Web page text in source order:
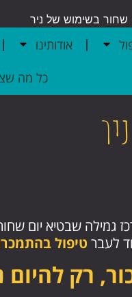
שחור בשימוש של ניר
אודותינו
כל מה
גמילה שבטיא יום
לעבר טיפול
להיום נקי 46